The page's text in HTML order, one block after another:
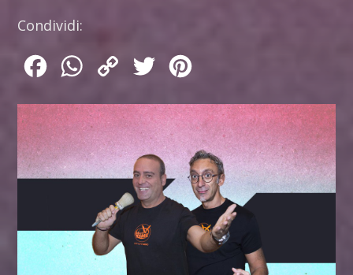
Condividi:
FacebookWhatsApp
Copy
Twitter